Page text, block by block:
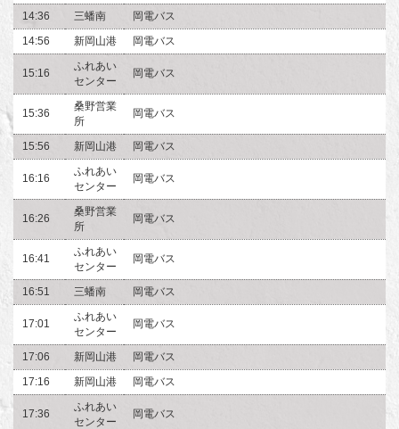
14:36 三蟠南
岡電バス
14:56
新岡山港 岡電バス
15:16
ふれあい
センター
岡電バス
15:36
桑野営業
所
岡電バス
15:56 新岡山港 岡電バス
16:16
ふれあい
センター
岡電バス
16:26
桑野営業
所
岡電バス
16:41
ふれあい
センター
岡電バス
16:51 三蟠南 岡電バス
17:01
ふれあい
センター
岡電バス
17:06 新岡山港
岡電バス
17:16
新岡山港 岡電バス
17:36
ふれあい
センター
岡電バス